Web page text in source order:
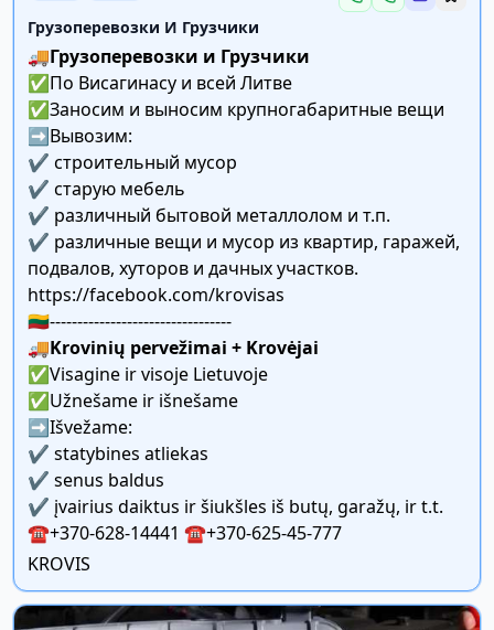
Грузоперевозки И Грузчики
🚚Грузоперевозки и Грузчики
✅️По Висагинасу и всей Литве
✅️Заносим и выносим крупногабаритные вещи
➡️Вывозим:
✔️ строительный мусор
✔️ старую мебель
✔️ различный бытовой металлолом и т.п.
✔️ различные вещи и мусор из квартир, гаражей,
подвалов, хуторов и дачных участков.
https://facebook.com/krovisas
🇱🇹---------------------------------
🚚Krovinių pervežimai + Krovėjai
✅️Visagine ir visoje Lietuvoje
✅️Užnešame ir išnešame
➡️Išvežame:
✔️ statybines atliekas
✔️ senus baldus
✔️ įvairius daiktus ir šiukšles iš butų, garažų, ir t.t.
☎️+370-628-14441 ☎️+370-625-45-777
KROVIS